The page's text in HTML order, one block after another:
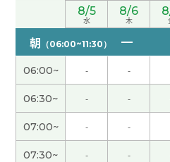
谢谢您的课。好久不见、看
你北海道的旅行很高心。当
是我觉得值得挑战。下次见
谢谢您的课。您说的对。我
实说由于这个投资的失败、
可是我写了文章告诉你这件
非常感谢您。下次见。( 男
8/5
水
8/6
木
朝 （06:00~11:30）
06:00~ - -
06:30~ - -
07:00~ - -
07:30~ - -